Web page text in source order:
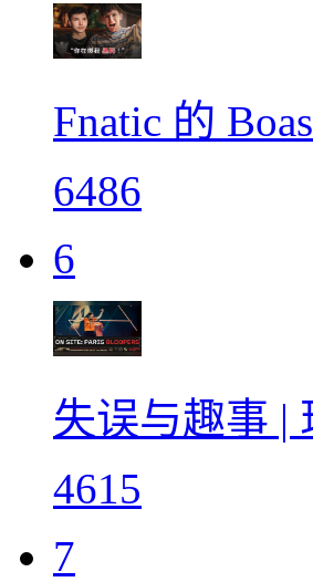
Fnatic 的
6486
6
失误与趣事 |
4615
7